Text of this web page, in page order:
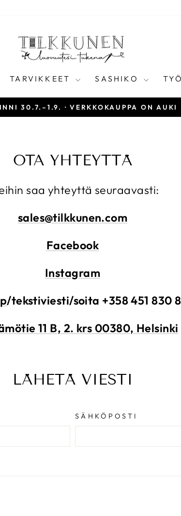
TARVIKKEET SASHIKO
Keskeytä
30.7.–1.9. · VERKKOKAUPPA ON
OTA YHTEYTTÄ
saa yhteyttä seuraavasti:
sales@tilkkunen.com
Facebook
Instagram
/tekstiviesti/soita +358 451 830
11 B, 2. krs 00380, Helsinki
LÄHETÄ VIESTI
SÄHKÖPOSTI